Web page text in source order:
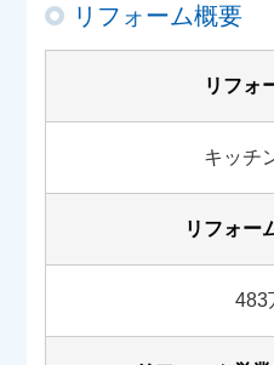
リフォーム概要
リフォ
キッチ
リフォー
483